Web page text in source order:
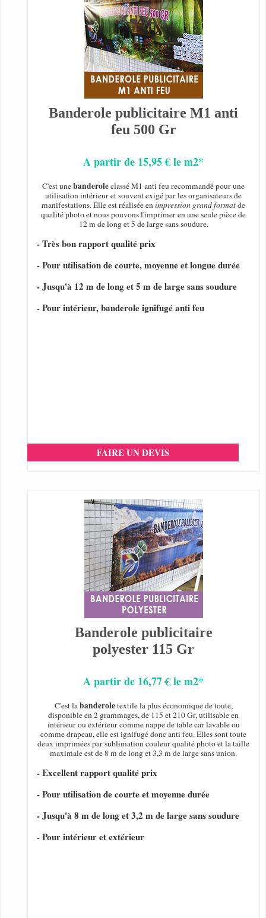
Banderole publicitaire M1 anti
feu 500 Gr
A partir de 15,95 € le m2*
C'est unebanderoleclassé M1 anti feu recommandé pour une
utilisation intérieur et souvent exigé par les organisateurs de
manifestations. Elle est réalisée enimpression grand formatde
qualité photo et nous pouvons l'imprimer en une seule pièce de
12 m de long et 5 de large sans soudure.
- Très bon rapport qualité prix
- Pour utilisation de courte, moyenne et longue durée
- Jusqu'à 12 m de long et 5 m de large sans soudure
- Pour intérieur, banderole ignifugé anti feu
FAIRE UN DEVIS
Banderole publicitaire
polyester 115 Gr
A partir de 16,77 € le m2*
C'est labanderoletextile la plus économique de toute,
disponible en 2 grammages, de 115 et 210 Gr, utilisable en
intérieur ou extérieur comme nappe de table car lavable ou
comme drapeau, elle est ignifugé donc anti feu. Elles sont toute
deux imprimées par sublimation couleur qualité photo et la taille
maximale est de 8 m de long et 3,3 m de large sans union.
- Excellent rapport qualité prix
- Pour utilisation de courte et moyenne durée
- Jusqu'à 8 m de long et 3,2 m de large sans soudure
- Pour intérieur et extérieur